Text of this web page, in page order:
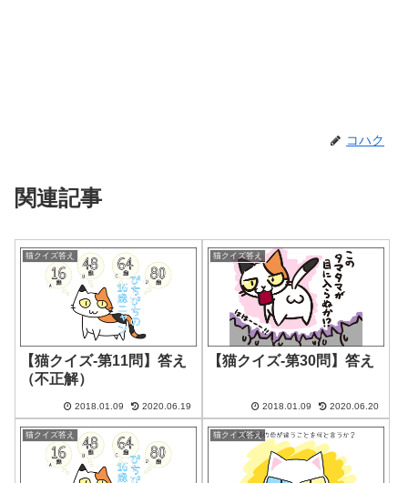
コハク
関連記事
猫クイズ答え
【猫クイズ-第11問】答え
（不正解）
2018.01.09 2020.06.19
猫クイズ答え
【猫クイズ-第30問】答え
2018.01.09 2020.06.20
猫クイズ答え 猫クイズ答え